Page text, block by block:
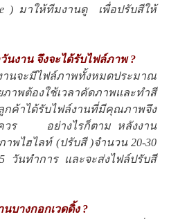
) มาให้ทีมงานดู เพื่อปรับสีให้
นงาน จึงจะได้รับไฟล์ภาพ ?
นจะมีไฟล์ภาพทั้งหมดประมาณ
าพต้องใช้เวลาคัดภาพและทำสี
ค้าได้รับไฟล์งานที่มีคุณภาพจึง
ควร อย่างไรก็ตาม หลังงาน
พไฮไลท์ (ปรับสี )จำนวน 20-30
วันทำการ และจะส่งไฟล์ปรับสี
บางกอกเวดดิ้ง ?